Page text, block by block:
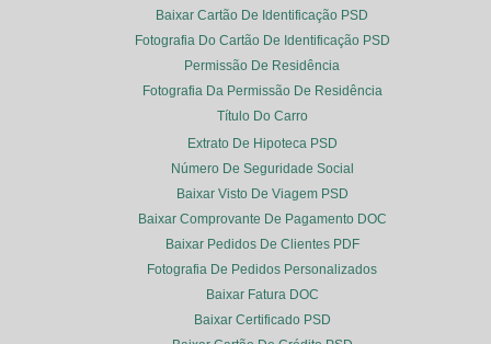
Baixar Cartão De Identificação PSD
Fotografia Do Cartão De Identificação PSD
Permissão De Residência
Fotografia Da Permissão De Residência
Título Do Carro
Extrato De Hipoteca PSD
Número De Seguridade Social
Baixar Visto De Viagem PSD
Baixar Comprovante De Pagamento DOC
Baixar Pedidos De Clientes PDF
Fotografia De Pedidos Personalizados
Baixar Fatura DOC
Baixar Certificado PSD